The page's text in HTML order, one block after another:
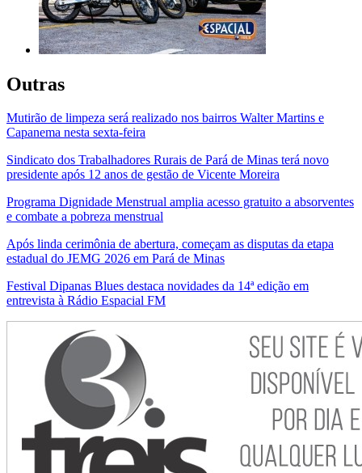
Outras
Mutirão de limpeza será realizado nos bairros Walter Martins e
Capanema nesta sexta-feira
Sindicato dos Trabalhadores Rurais de Pará de Minas terá novo
presidente após 12 anos de gestão de Vicente Moreira
Programa Dignidade Menstrual amplia acesso gratuito a absorventes
e combate a pobreza menstrual
Após linda cerimônia de abertura, começam as disputas da etapa
estadual do JEMG 2026 em Pará de Minas
Festival Dipanas Blues destaca novidades da 14ª edição em
entrevista à Rádio Espacial FM